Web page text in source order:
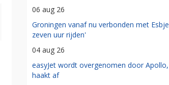
06 aug 26
Groningen vanaf nu verbonden met
zeven uur rijden'
04 aug 26
easyJet wordt overgenomen door
haakt af